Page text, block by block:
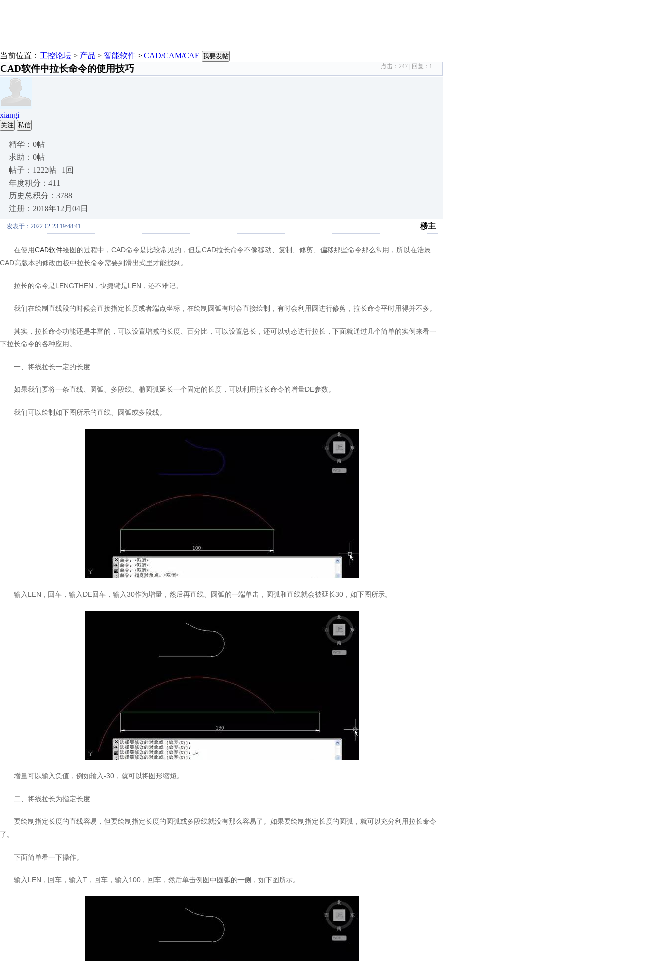
当前位置： 工控论坛 > 产品 > 智能软件 > CAD/CAM/CAE 我要发帖
CAD软件中拉长命令的使用技巧 点击： 247 | 回复： 1
xiangi
关注 私信
精华：0帖
求助：0帖
帖子：1222帖 | 1回
年度积分：411
历史总积分：3788
注册：2018年12月04日
发表于：2022-02-23 19:48:41 楼主
在使用CAD软件绘图的过程中，CAD命令是比较常见的，但是CAD拉长命令不像移动、复制、修剪、偏移那些命令那么常用，所以在浩辰
CAD高版本的修改面板中拉长命令需要到滑出式里才能找到。
拉长的命令是LENGTHEN，快捷键是LEN，还不难记。
我们在绘制直线段的时候会直接指定长度或者端点坐标，在绘制圆弧有时会直接绘制，有时会利用圆进行修剪，拉长命令平时用得并不多。
其实，拉长命令功能还是丰富的，可以设置增减的长度、百分比，可以设置总长，还可以动态进行拉长，下面就通过几个简单的实例来看一
下拉长命令的各种应用。
一、将线拉长一定的长度
如果我们要将一条直线、圆弧、多段线、椭圆弧延长一个固定的长度，可以利用拉长命令的增量DE参数。
我们可以绘制如下图所示的直线、圆弧或多段线。
输入LEN，回车，输入DE回车，输入30作为增量，然后再直线、圆弧的一端单击，圆弧和直线就会被延长30，如下图所示。
增量可以输入负值，例如输入-30，就可以将图形缩短。
二、将线拉长为指定长度
要绘制指定长度的直线容易，但要绘制指定长度的圆弧或多段线就没有那么容易了。如果要绘制指定长度的圆弧，就可以充分利用拉长命令
了。
下面简单看一下操作。
输入LEN，回车，输入T，回车，输入100，回车，然后单击例图中圆弧的一侧，如下图所示。